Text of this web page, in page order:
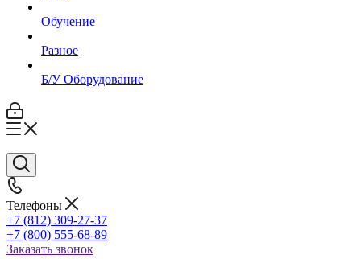
Обучение
Разное
Б/У Оборудование
Телефоны
+7 (812) 309-27-37
+7 (800) 555-68-89
Заказать звонок